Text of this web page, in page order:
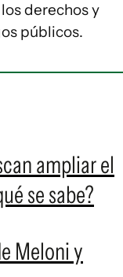
derechos y
públicos.
ampliar el
se sabe?
Meloni y